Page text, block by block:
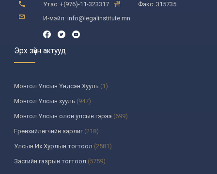
Утас: +(976)-11-323317
Факс: 315735
И-мэйл: info@legalinstitute.mn
Эрх зүйн актууд
Монгол Улсын Үндсэн Хууль (1)
Монгол Улсын хууль (947)
Монгол Улсын олон улсын гэрээ (699)
Ерөнхийлөгчийн зарлиг(218)
Улсын Их Хурлын тогтоол (2581)
Засгийн газрын тогтоол (5759)